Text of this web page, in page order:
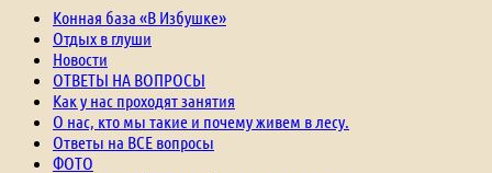
Конная база «В Избушке»
Отдых в глуши
Новости
ОТВЕТЫ НА ВОПРОСЫ
Как у нас проходят занятия
О нас, кто мы такие и почему живем в лесу.
Ответы на ВСЕ вопросы
ФОТО